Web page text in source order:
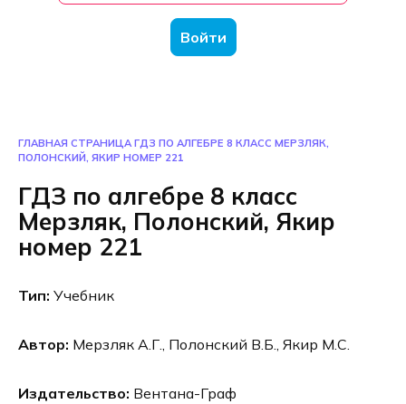
Войти
ГЛАВНАЯ СТРАНИЦА ГДЗ ПО АЛГЕБРЕ 8 КЛАСС МЕРЗЛЯК,
ПОЛОНСКИЙ, ЯКИР НОМЕР 221
ГДЗ по алгебре 8 класс
Мерзляк, Полонский, Якир
номер 221
Тип: Учебник
Автор: Мерзляк А.Г., Полонский В.Б., Якир М.С.
Издательство: Вентана-Граф